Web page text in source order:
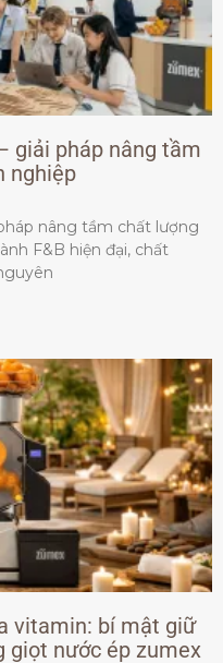
giải pháp nâng tầm
nghiệp
nâng tầm chất lượng
F&B hiện đại, chất
vitamin: bí mật giữ
giọt nước ép zumex